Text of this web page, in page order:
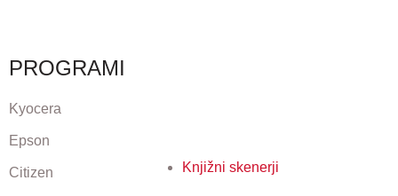
Knjižni skenerji
PROGRAMI
Kyocera
Epson
Citizen